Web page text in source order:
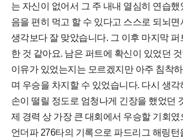
는 자신이 없어서 그 주 내내 열심히 연습
음을 편히 먹고 할 수 있다고 스스로 되뇌면
생각보다 잘 맞았습니다. 그 이후 마지막 퍼
한 것 같아요. 남은 퍼트에 확신이 있었던
이유가 있었는지는 모르겠지만 아주 침착
며 우승을 차지할 수 있었습니다. 다시 생
손이 떨릴 정도로 엄청나게 긴장을 했었던
제 경력 상 가장 큰 대회에서 우승할 기회였
언더파 276타의 기록으로 파드리그 해링턴